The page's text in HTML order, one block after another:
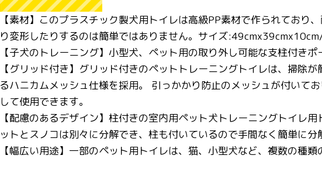
【素材】このプラスチック製犬用トイレは高級PP素材で作られてお
り変形したりするのは簡単ではありません。サイズ
【子犬のトレーニング】小型犬、ペット用の取り外し可能な支柱付きポ
【グリッド付き】グリッド付きのペットトレーニングトイレは、掃除
るハニカムメッシュ仕様を採用。 引っかかり防止のメッシュが付いて
して使用できます。
【配慮のあるデザイン】柱付きの室内用ペット犬トレーニングトイレ
ットとスノコは別々に分解でき、柱も付いているので手間なく簡単に分
【幅広い用途】一部のペット用トイレは、猫、小型犬など、複数の種類